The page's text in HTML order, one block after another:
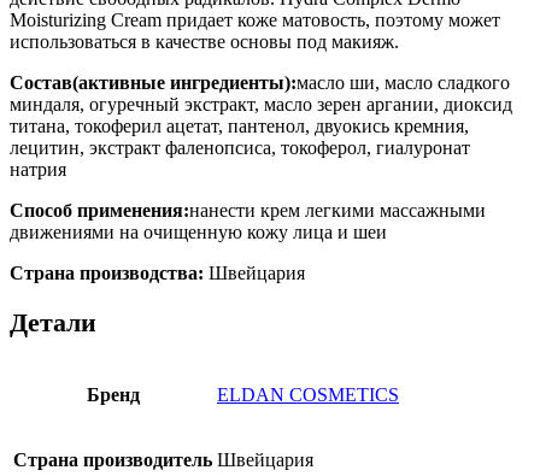
Moisturizing Cream придает коже матовость, поэтому может
использоваться в качестве основы под макияж.
Состав(активные ингредиенты):масло ши, масло сладкого
миндаля, огуречный экстракт, масло зерен аргании, диоксид
титана, токоферил ацетат, пантенол, двуокись кремния,
лецитин, экстракт фаленопсиса, токоферол, гиалуронат
натрия
Способ применения:нанести крем легкими массажными
движениями на очищенную кожу лица и шеи
Страна производства: Швейцария
Детали
Бренд ELDAN COSMETICS
Страна производитель Швейцария